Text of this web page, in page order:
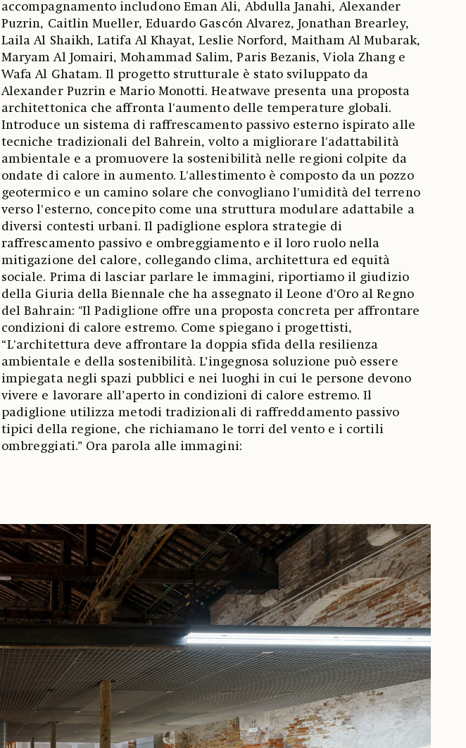
accompagnamento includono Eman Ali, Abdulla Janahi, Alexander
Puzrin, Caitlin Mueller, Eduardo Gascón Alvarez, Jonathan Brearley,
Laila Al Shaikh, Latifa Al Khayat, Leslie Norford, Maitham Al Mubarak,
Maryam Al Jomairi, Mohammad Salim, Paris Bezanis, Viola Zhang e
Wafa Al Ghatam. Il progetto strutturale è stato sviluppato da
Alexander Puzrin e Mario Monotti. Heatwave presenta una proposta
architettonica che affronta l'aumento delle temperature globali.
Introduce un sistema di raffrescamento passivo esterno ispirato alle
tecniche tradizionali del Bahrein, volto a migliorare l'adattabilità
ambientale e a promuovere la sostenibilità nelle regioni colpite da
ondate di calore in aumento. L'allestimento è composto da un pozzo
geotermico e un camino solare che convogliano l'umidità del terreno
verso l'esterno, concepito come una struttura modulare adattabile a
diversi contesti urbani. Il padiglione esplora strategie di
raffrescamento passivo e ombreggiamento e il loro ruolo nella
mitigazione del calore, collegando clima, architettura ed equità
sociale. Prima di lasciar parlare le immagini, riportiamo il giudizio
della Giuria della Biennale che ha assegnato il Leone d'Oro al Regno
del Bahrain: "Il Padiglione offre una proposta concreta per affrontare
condizioni di calore estremo. Come spiegano i progettisti,
“L'architettura deve affrontare la doppia sfida della resilienza
ambientale e della sostenibilità. L’ingegnosa soluzione può essere
impiegata negli spazi pubblici e nei luoghi in cui le persone devono
vivere e lavorare all’aperto in condizioni di calore estremo. Il
padiglione utilizza metodi tradizionali di raffreddamento passivo
tipici della regione, che richiamano le torri del vento e i cortili
ombreggiati.” Ora parola alle immagini: